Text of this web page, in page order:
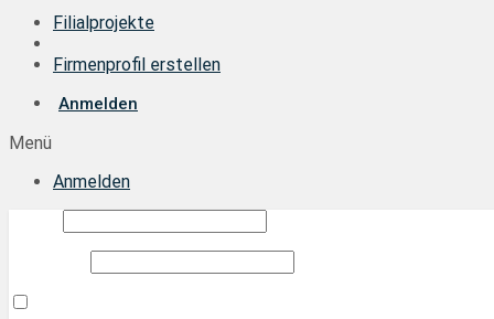
Filialprojekte
Firmenprofil erstellen
Anmelden
Menü
Anmelden